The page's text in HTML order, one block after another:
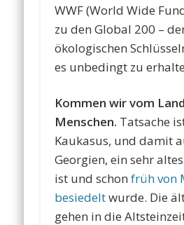
WWF (World Wide
zu den Global 200 –
ökologischen
es unbedingt zu
Kommen wir vom
Menschen. Tatsache
Kaukasus, und damit
Georgien, ein sehr
ist und schonfrüh von
besiedeltwurde. Die
gehen in die